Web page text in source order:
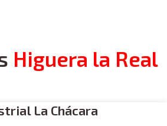
Higuera la Real
La Chácara